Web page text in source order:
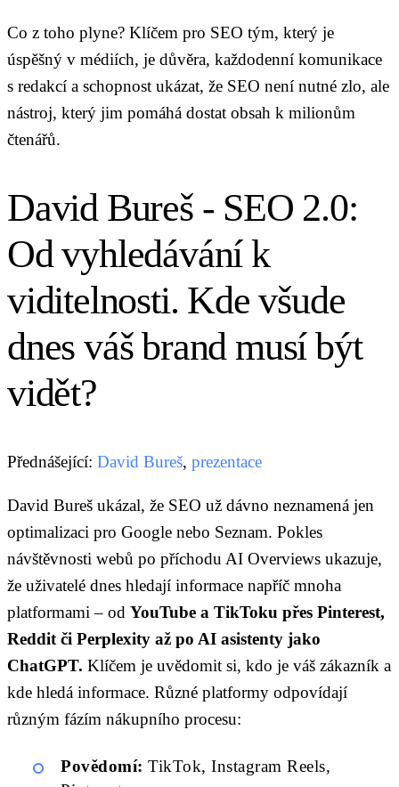
Co z toho plyne? Klíčem pro SEO tým, který je
úspěšný v médiích, je důvěra, každodenní komunikace
s redakcí a schopnost ukázat, že SEO není nutné zlo, ale
nástroj, který jim pomáhá dostat obsah k milionům
čtenářů.
David Bureš - SEO 2.0:
Od vyhledávání k
viditelnosti. Kde všude
dnes váš brand musí být
vidět?
Přednášející: David Bureš, prezentace
David Bureš ukázal, že SEO už dávno neznamená jen
optimalizaci pro Google nebo Seznam. Pokles
návštěvnosti webů po příchodu AI Overviews ukazuje,
že uživatelé dnes hledají informace napříč mnoha
platformami – od YouTube a TikToku přes Pinterest,
Reddit či Perplexity až po AI asistenty jako
ChatGPT. Klíčem je uvědomit si, kdo je váš zákazník a
kde hledá informace. Různé platformy odpovídají
různým fázím nákupního procesu:
Povědomí: TikTok, Instagram Reels,